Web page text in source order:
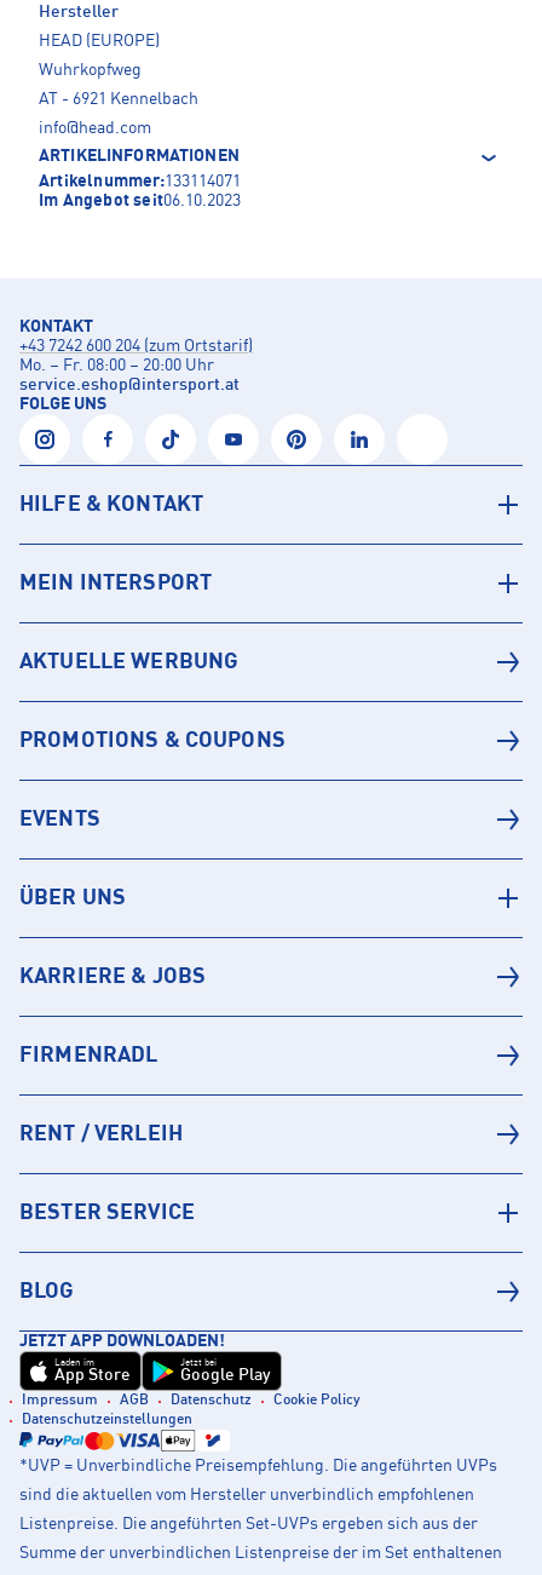
Hersteller
HEAD (EUROPE)
Wuhrkopfweg
AT - 6921 Kennelbach
info@head.com
ARTIKELINFORMATIONEN
Artikelnummer:133114071
Im Angebot seit06.10.2023
KONTAKT
+43 7242 600 204 (zum Ortstarif)
Mo. – Fr. 08:00 – 20:00 Uhr
service.eshop@intersport.at
FOLGE UNS
HILFE & KONTAKT
MEIN INTERSPORT
AKTUELLE WERBUNG
PROMOTIONS & COUPONS
EVENTS
ÜBER UNS
KARRIERE & JOBS
FIRMENRADL
RENT / VERLEIH
BESTER SERVICE
BLOG
JETZT APP DOWNLOADEN!
Laden im
App Store
Jetzt bei
Google Play
Impressum AGB Datenschutz
Cookie Policy
Datenschutzeinstellungen
*UVP = Unverbindliche Preisempfehlung. Die angeführten UVPs
sind die aktuellen vom Hersteller unverbindlich empfohlenen
Listenpreise. Die angeführten Set-UVPs ergeben sich aus der
Summe der unverbindlichen Listenpreise der im Set enthaltenen